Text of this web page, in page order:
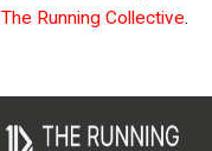
The Running Collective.